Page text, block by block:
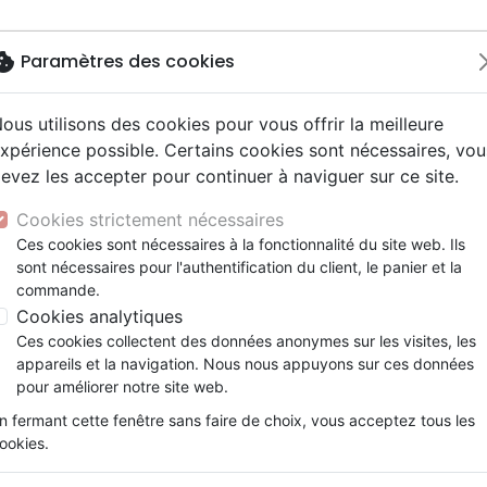
NouveautésBibles
courant / NFC
fondamental
Autres versions
Bibles d'étude
Bibles audio
Bibles gros caractères
Calendriers
autres langues
Livres
adoration
santé +
famille +
Messianique
+
bio
spirituel
Mission, évangélisation
Fin des temps
Personnages de la Bible
Création, évolution
Théâtre, saynettes
Jeunesse
6-9 ans
9-12 ans
jeunes
Enseignement jeunesse
Livres d'activités
Cadeaux Bébé
enfant Recueils et partitions
DVD concert
cultuels
Croix/cadres
Porte clés
Posters
Bloc notes
en famille avec Arthur
Pâques en famille avec
Référence
Description Détails du produit
Avec Arthur et sa famille, les enfants
Pâques : on prépare des gâteaux, on
peu à peu, on se met en route vers le cœur
Paramètres des cookies
utilisons des cookies pour vous offrir la meilleure
possible. Certains cookies sont nécessaires,
les accepter pour continuer à naviguer sur ce site.
Cookies strictement nécessaires
Ces cookies sont nécessaires à la fonctionnalité du site web. Ils
sont nécessaires pour l'authentification du client, le panier et la
commande.
Cookies analytiques
Ces cookies collectent des données anonymes sur les visites, les
appareils et la navigation. Nous nous appuyons sur ces données
pour améliorer notre site web.
fermant cette fenêtre sans faire de choix, vous acceptez tous les